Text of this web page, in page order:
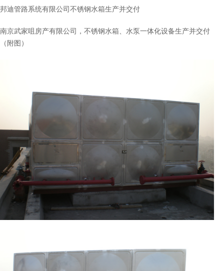
邦迪管路系统有限公司不锈钢水箱生产并交付
南京武家咀房产有限公司，不锈钢水箱、水泵一体化设备生产并交付
（附图）